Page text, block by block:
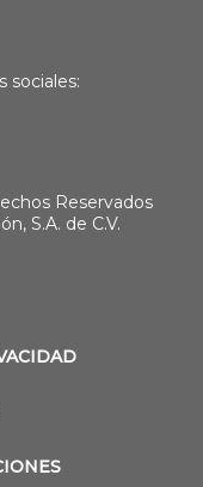
sociales:
Reservados
S.A. de C.V.